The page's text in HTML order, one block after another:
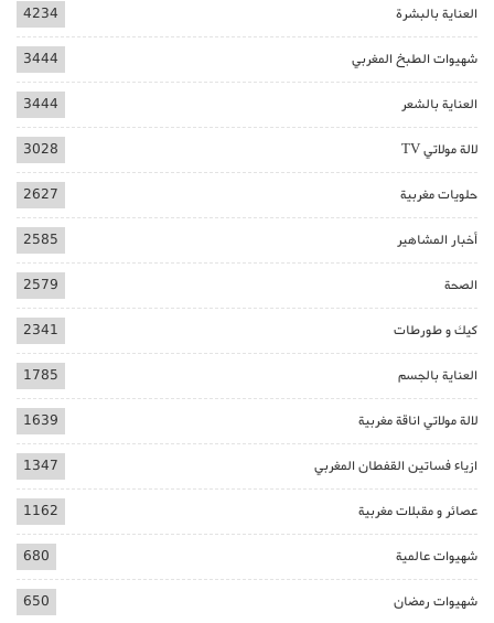
العناية بالبشرة 4234
شهيوات الطبخ المغربي 3444
العناية بالشعر 3444
لالة مولاتي TV 3028
حلويات مغربية 2627
أخبار المشاهير 2585
الصحة 2579
كيك و طورطات 2341
العناية بالجسم 1785
لالة مولاتي اناقة مغربية 1639
ازياء فساتين القفطان المغربي 1347
عصائر و مقبلات مغربية 1162
شهيوات عالمية 680
شهيوات رمضان 650